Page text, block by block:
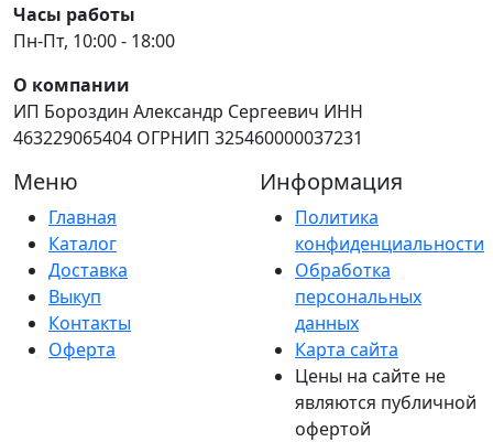
Часы работы
Пн-Пт, 10:00 - 18:00
О компании
ИП Бороздин Александр Сергеевич ИНН
463229065404 ОГРНИП 325460000037231
Меню
Главная
Каталог
Доставка
Выкуп
Контакты
Оферта
Информация
Политика
конфиденциальности
Обработка
персональных
данных
Карта сайта
Цены на сайте не
являются публичной
офертой